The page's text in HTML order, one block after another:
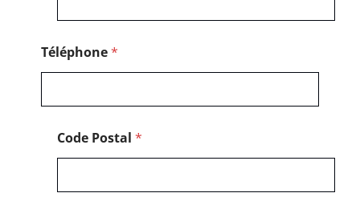
Téléphone*
Code Postal *